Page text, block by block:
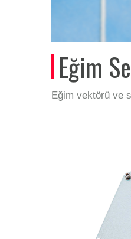
Eğim
Eğim vektörü ve